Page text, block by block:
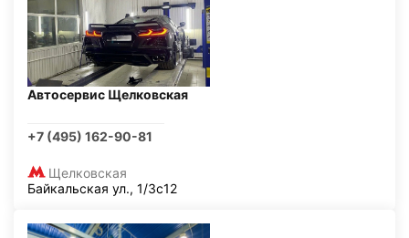
Автосервис Щелковская
+7 (495) 162-90-81
Щелковская
Байкальская ул., 1/3с12